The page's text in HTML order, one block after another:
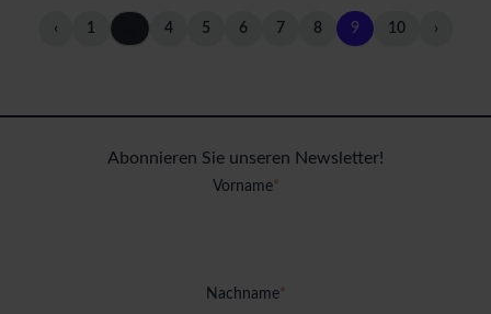
‹ 1 4 5 6 7 8 9 10 ›
Abonnieren Sie unseren Newsletter!
Vorname*
Nachname*